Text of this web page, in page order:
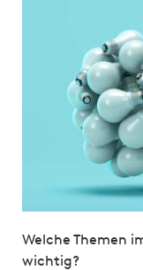
Welche Themen
wichtig?